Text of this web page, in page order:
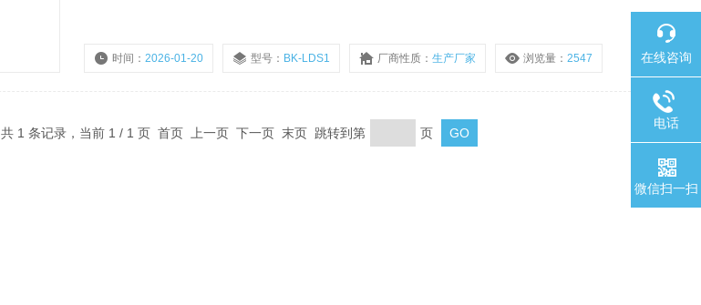
时间：2026-01-20 型号： BK-LDS1 厂商性质：生产厂家 浏览量：2547
共 1 条记录，当前 1 / 1 页 首页 上一页 下一页 末页 跳转到第 页
在线咨询
电话
微信扫一扫